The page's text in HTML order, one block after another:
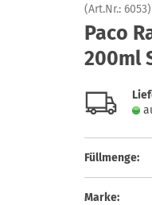
(Art.Nr.: 6053)
Paco
200ml
Füllmenge:
Marke: